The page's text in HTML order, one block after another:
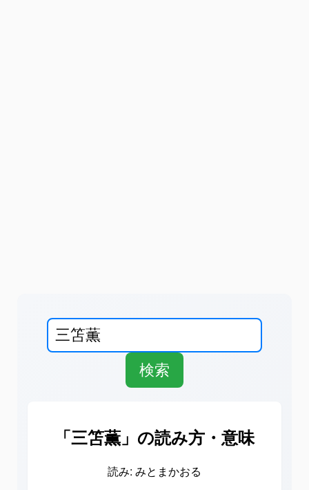
「三笘薫」の読み方・意味
読み: みとまかおる